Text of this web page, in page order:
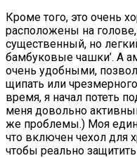
Кроме того, это очень
расположены на
существенный, но
бамбуковые чашки’. А
очень удобными,
щипать или
время, я начал потеть
меня довольно
же проблемы.) Моя
что включен чехол для
чтобы реально